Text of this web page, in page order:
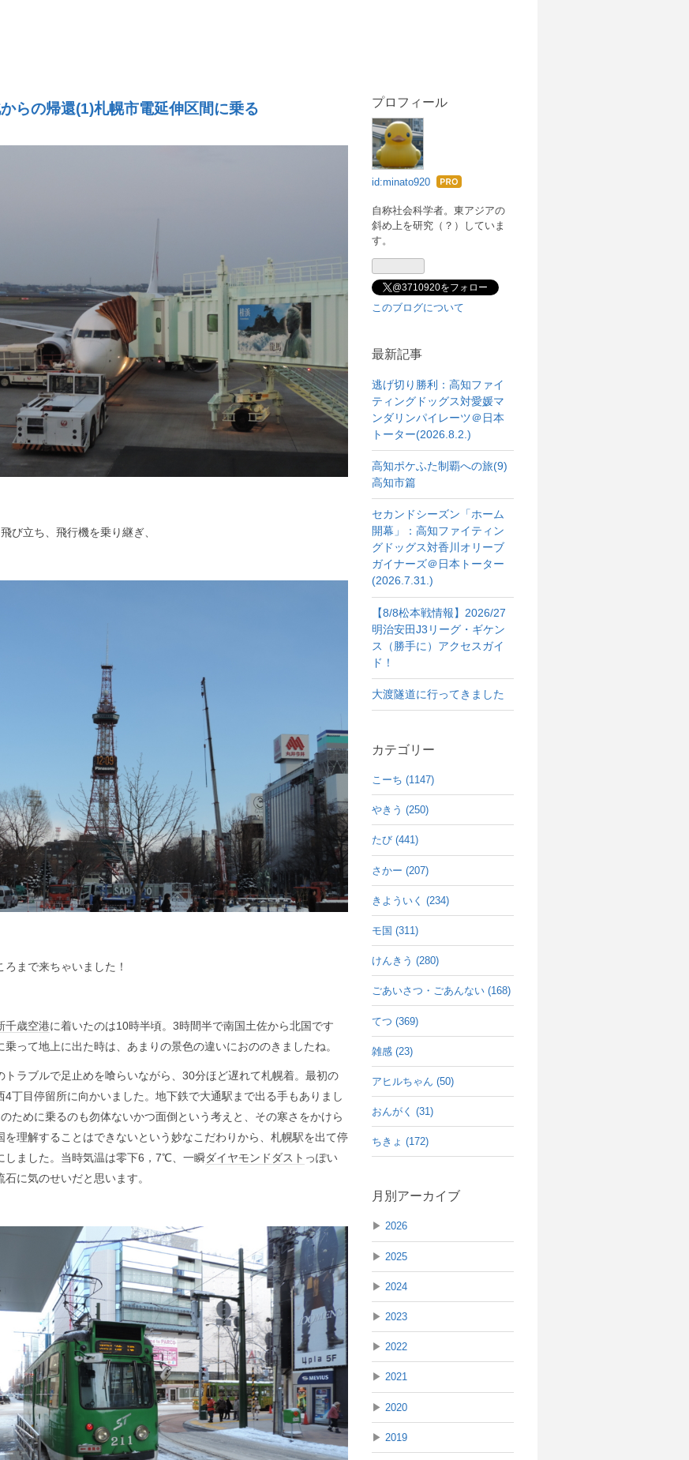
らの帰還(1)札幌市電延伸区間に乗る
び立ち、飛行機を乗り継ぎ、
まで来ちゃいました！
千歳空港に着いたのは10時半頃。3時間半で南国土佐から北国です
乗って地上に出た時は、あまりの景色の違いにおののきましたね。
ラブルで足止めを喰らいながら、30分ほど遅れて札幌着。最初の
4丁目停留所に向かいました。地下鉄で大通駅まで出る手もありまし
ために乗るのも勿体ないかつ面倒という考えと、その寒さをかけら
を理解することはできないという妙なこだわりから、札幌駅を出て停
しました。当時気温は零下6，7℃、一瞬ダイヤモンドダスト っぽい
に気のせいだと思います。
プロフィール
id:minato920 はて
なブ
ログ
自称社会科学者。東アジアの
斜め上を研究（？）していま
す。
@3710920をフォロー
このブログについて
最新記事
逃げ切り勝利：高知ファイ
ティングドッグス対愛媛マ
ンダリンパイレーツ＠日本
トーター(2026.8.2.)
高知ポケふた制覇への旅(9)
高知市篇
セカンドシーズン「ホーム
開幕」：高知ファイティン
グドッグス対香川オリーブ
ガイナーズ＠日本トーター
(2026.7.31.)
【8/8松本戦情報】2026/27
明治安田J3リーグ・ギケン
ス（勝手に）アクセスガイ
ド！
大渡隧道に行ってきました
カテゴリー
こーち (1147)
やきう (250)
たび (441)
さかー (207)
きよういく (234)
モ国 (311)
けんきう (280)
ごあいさつ・ごあんない (168)
てつ (369)
雑感 (23)
アヒルちゃん (50)
おんがく (31)
ちきょ (172)
月別アーカイブ
▶ 2026
▶ 2025
▶ 2024
▶ 2023
▶ 2022
▶ 2021
▶ 2020
▶ 2019